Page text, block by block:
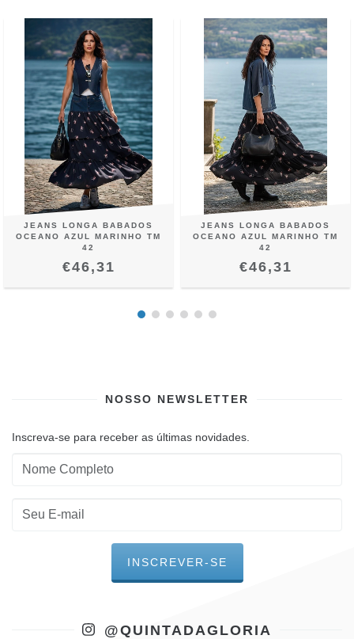
JEANS LONGA BABADOS
OCEANO AZUL MARINHO TM
42
€46,31
JEANS LONGA BABADOS
OCEANO AZUL MARINHO TM
42
€46,31
NOSSO NEWSLETTER
Inscreva-se para receber as últimas novidades.
@QUINTADAGLORIA